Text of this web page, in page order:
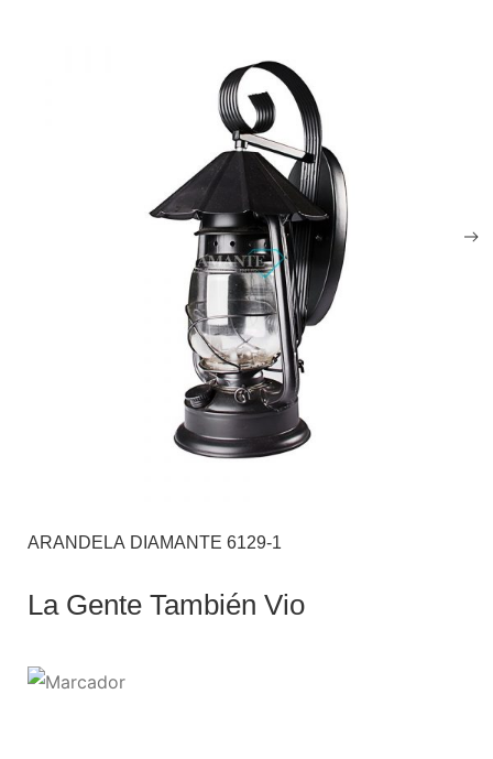
ARANDELA DIAMANTE 6129-1
La Gente También Vio